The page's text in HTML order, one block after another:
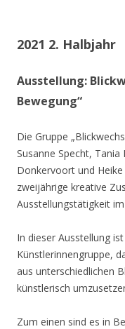
2021 2. Halbjahr
Ausstellung:
Bewegung“
Die Gruppe
Susanne Specht,
Donkervoort und
zweijährige kreative
Ausstellungstätigkeit
In dieser Ausstellung
Künstlerinnengruppe,
aus unterschiedlichen
künstlerisch
Zum einen sind es in